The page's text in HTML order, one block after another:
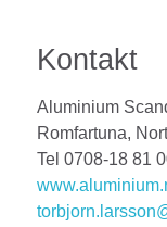
Kontakt
Aluminium
Romfartuna,
Tel 0708-18 81